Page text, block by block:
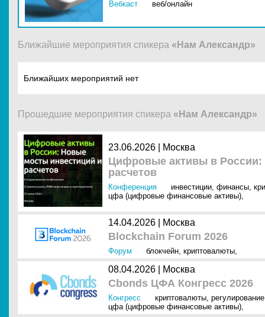
Вебкаст веб/онлайн
Ближайшие мероприятия спикера «Нам Александр»
Ближайших мероприятий нет
Прошедшие мероприятия спикера «Нам Александр»
23.06.2026 | Москва
Цифровые активы в
расчетов
Конференция инвестиции, финансы,
цфа (цифровые финансовые активы),
14.04.2026 | Москва
Blockchain Forum 2026
Форум блокчейн, криптовалюты,
08.04.2026 | Москва
Cbonds ЦФА Конгресс 2026
Конгресс криптовалюты,
цфа (цифровые финансовые активы),